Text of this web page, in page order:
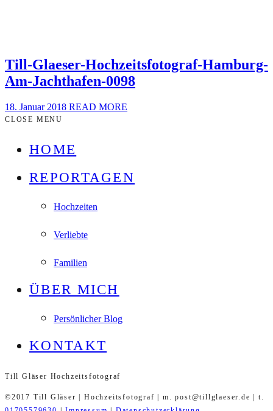
Till-Glaeser-Hochzeitsfotograf-Hamburg-
Am-Jachthafen-0098
18. Januar 2018 READ MORE
CLOSE MENU
HOME
REPORTAGEN
Hochzeiten
Verliebte
Familien
ÜBER MICH
Persönlicher Blog
KONTAKT
Till Gläser Hochzeitsfotograf
©2017 Till Gläser | Hochzeitsfotograf | m. post@tillglaeser.de | t.